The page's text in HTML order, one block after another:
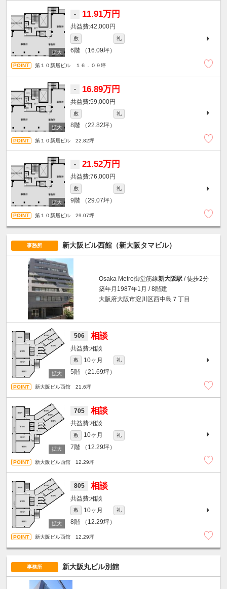
- 11.91万円
42,000円
敷 礼
6階 （16.09坪）
第１０新居ビル １６．０９坪
- 16.89万円
59,000円
敷 礼
8階 （22.82坪）
第１０新居ビル 22.82坪
- 21.52万円
76,000円
敷 礼
9階 （29.07坪）
第１０新居ビル 29.07坪
事務所 新大阪ビル西館（新大阪タマビル）
Osaka Metro御堂筋線新大阪駅 / 徒歩2分
築年月1987年1月 / 8階建
大阪府大阪市淀川区西中島７丁目
506 相談
相談
敷 10ヶ月 礼
5階 （21.69坪）
新大阪ビル西館 21.6坪
705 相談
相談
敷 10ヶ月 礼
7階 （12.29坪）
新大阪ビル西館 12.29坪
805 相談
相談
敷 10ヶ月 礼
8階 （12.29坪）
新大阪ビル西館 12.29坪
事務所 新大阪丸ビル別館